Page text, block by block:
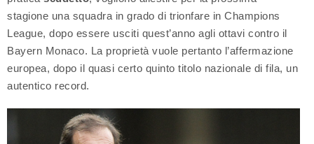
stagione una squadra in grado di trionfare in Champions
League, dopo essere usciti quest’anno agli ottavi contro il
Bayern Monaco. La proprietà vuole pertanto l’affermazione
europea, dopo il quasi certo quinto titolo nazionale di fila, un
autentico record.